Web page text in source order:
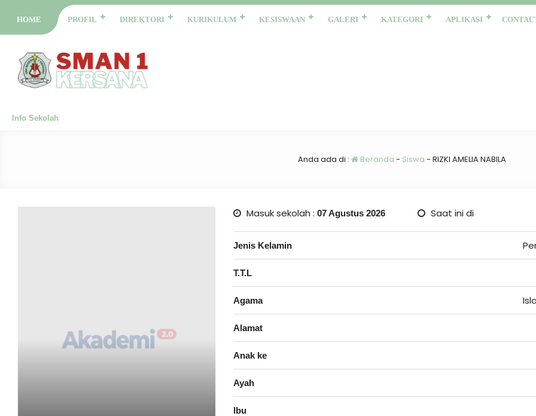
HOME PROFIL DIREKTORI KURIKULUM KESISWAAN GALERI KATEGORI APLIKASI
Info Sekolah
Anda ada di : Beranda - Siswa - RIZKI AMELIA NABILA
Masuk sekolah : 07 Agustus 2026 Saat ini di
Jenis Kelamin
T.T.L
Agama
Alamat
Anak ke
Ayah
Ibu